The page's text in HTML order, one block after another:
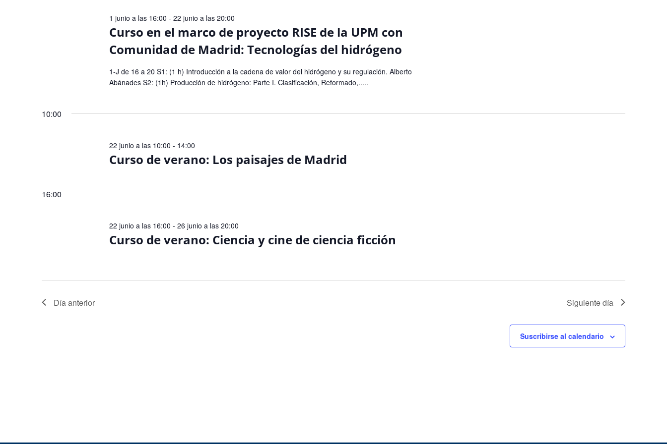
Curso en el marco de proyecto RISE de la UPM con
Comunidad de Madrid: Tecnologías del hidrógeno
1 junio a las 16:00 - 22 junio a las 20:00
1-J de 16 a 20 S1: (1 h) Introducción a la cadena de valor del hidrógeno y su regulación. Alberto
Abánades S2: (1h) Producción de hidrógeno: Parte I. Clasificación, Reformado,.....
10:00
Curso de verano: Los paisajes de Madrid
22 junio a las 10:00 - 14:00
16:00
Curso de verano: Ciencia y cine de ciencia ficción
22 junio a las 16:00 - 26 junio a las 20:00
Día anterior Siguiente día
Suscribirse al calendario